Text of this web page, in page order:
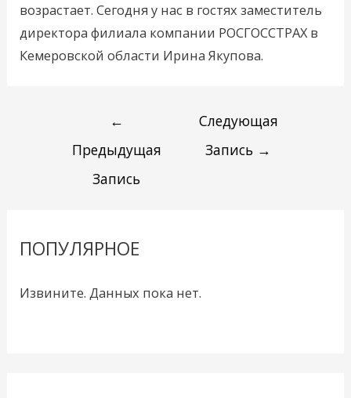
возрастает. Сегодня у нас в гостях заместитель
директора филиала компании РОСГОССТРАХ в
Кемеровской области Ирина Якупова.
←
Предыдущая
Запись
Следующая
Запись →
ПОПУЛЯРНОЕ
Извините. Данных пока нет.